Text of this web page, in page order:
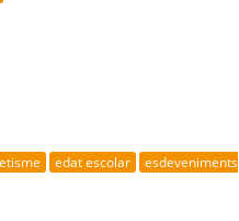
edat escolar
esdeveniments